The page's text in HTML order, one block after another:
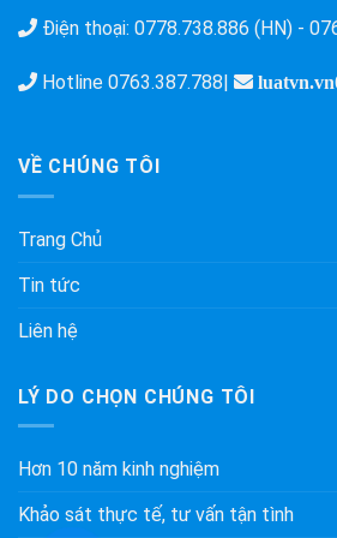
Điện thoại: 0778.738.886 (HN) -
Hotline 0763.387.788
VỀ CHÚNG TÔI
Trang Chủ
Tin tức
Liên hệ
LÝ DO CHỌN CHÚNG TÔI
Hơn 10 năm kinh nghiệm
Khảo sát thực tế, tư vấn tận tình